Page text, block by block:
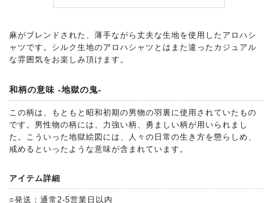
麻がブレンドされた、薄手ながら丈夫な生地を使用したアロハシ
ャツです。シルク生地のアロハシャツとはまた違ったカジュアル
な雰囲気をお楽しみ頂けます。
和柄の意味 -地獄の鬼-
この柄は、もともと昭和初期の男物の羽裏に使用されていたもの
です。男性物の柄には、力強い柄、勇ましい柄が用いられまし
た。こういった地獄絵図には、人々の日常の生き方を懲らしめ、
戒めるといったような意味が含まれています。
アイテム詳細
○発送：通常2-5営業日以内